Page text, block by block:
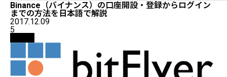
Binance（バイナンス）の口座開設・登録からログイン
までの方法を日本語で解説
2017.12.09
5